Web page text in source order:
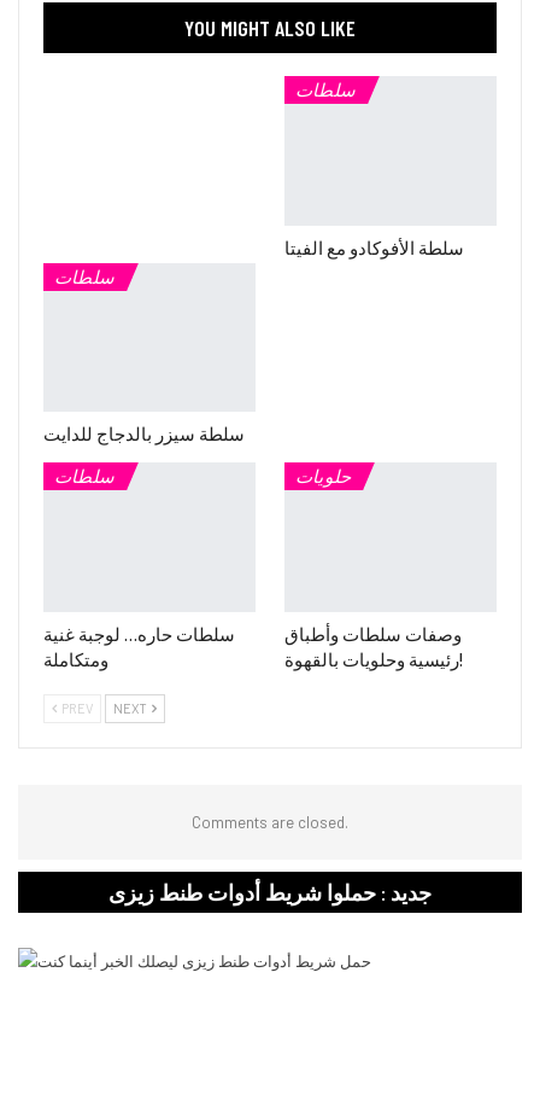
YOU MIGHT ALSO LIKE
سلطات
سلطة سيزر بالدجاج للدايت
سلطات
سلطة الأفوكادو مع الفيتا
سلطات
سلطات حاره… لوجبة غنية
ومتكاملة
حلويات
وصفات سلطات وأطباق
رئيسية وحلويات بالقهوة!
PREV NEXT
Comments are closed.
جديد : حملوا شريط أدوات طنط زيزى